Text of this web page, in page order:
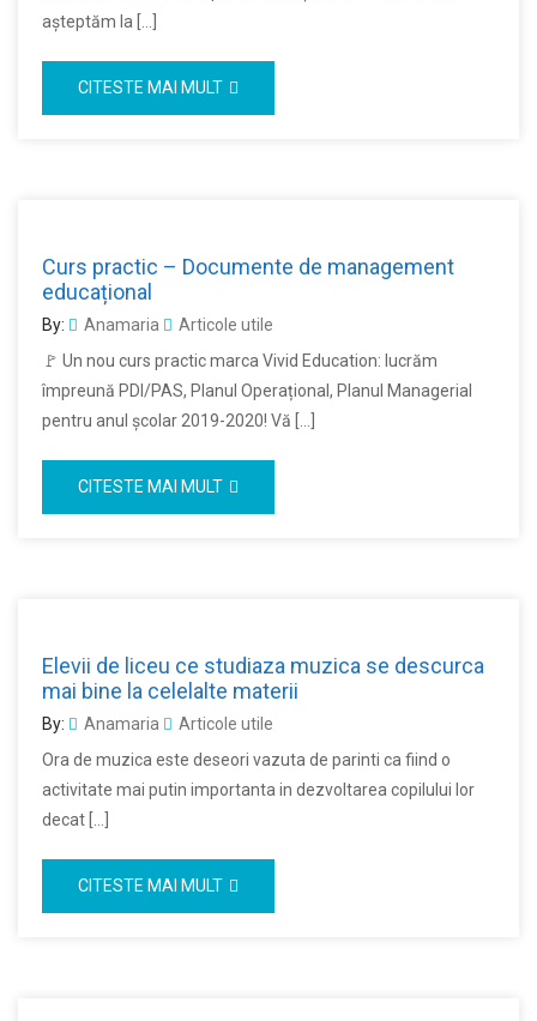
aşteptăm la […]
CITESTE MAI MULT
Curs practic – Documente de management
educațional
By: Anamaria
Articole utile
🚩 Un nou curs practic marca Vivid Education: lucrăm
împreună PDI/PAS, Planul Operațional, Planul Managerial
pentru anul școlar 2019-2020! Vă […]
CITESTE MAI MULT
Elevii de liceu ce studiaza muzica se descurca
mai bine la celelalte materii
By: Anamaria
Articole utile
Ora de muzica este deseori vazuta de parinti ca fiind o
activitate mai putin importanta in dezvoltarea copilului lor
decat […]
CITESTE MAI MULT